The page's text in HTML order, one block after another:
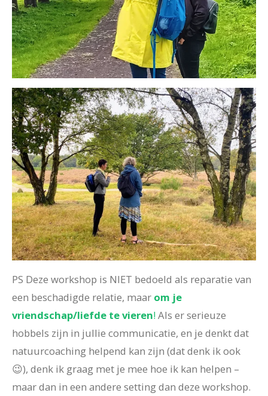
PS Deze workshop is NIET bedoeld als reparatie van
een beschadigde relatie, maar om je
vriendschap/liefde te vieren!Als er serieuze
hobbels zijn in jullie communicatie, en je denkt dat
natuurcoaching helpend kan zijn (dat denk ik ook
😉), denk ik graag met je mee hoe ik kan helpen –
maar dan in een andere setting dan deze workshop.